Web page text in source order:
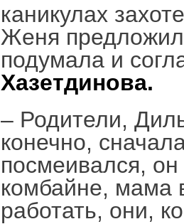
каникулах
Женя
подумала и
Хазетдинова.
– Родители,
конечно,
посмеивался,
комбайне, мама
работать, они,